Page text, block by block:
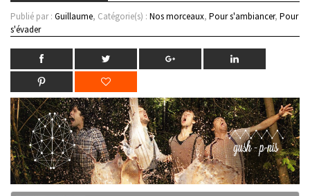
Publié par : Guillaume, Catégorie(s) : Nos morceaux, Pour s'ambiancer, Pour
s'évader